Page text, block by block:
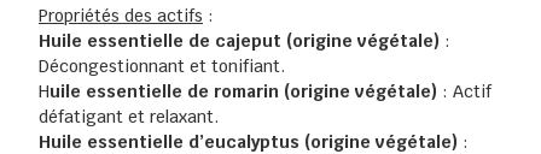
Propriétés des actifs :
Huile essentielle de cajeput (origine végétale) :
Décongestionnant et tonifiant.
Huile essentielle de romarin (origine végétale) : Actif
défatigant et relaxant.
Huile essentielle d’eucalyptus (origine végétale) :